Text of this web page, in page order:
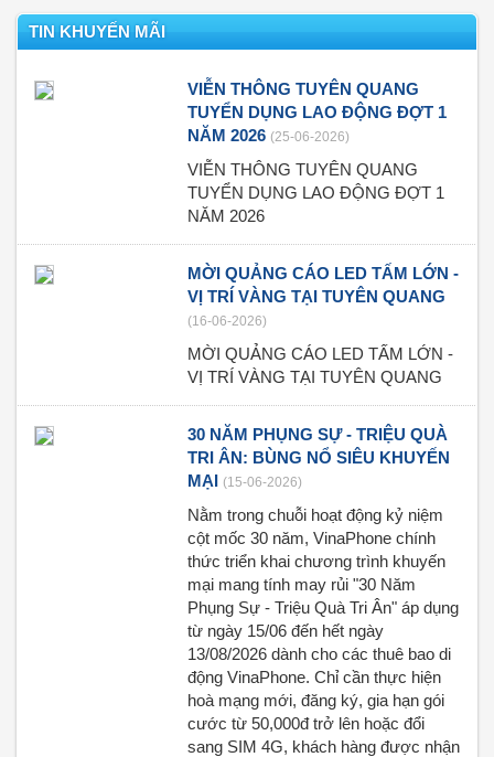
TIN KHUYẾN MÃI
VIỄN THÔNG TUYÊN QUANG
TUYỂN DỤNG LAO ĐỘNG ĐỢT 1
NĂM 2026 (25-06-2026)
VIỄN THÔNG TUYÊN QUANG
TUYỂN DỤNG LAO ĐỘNG ĐỢT 1
NĂM 2026
MỜI QUẢNG CÁO LED TẤM LỚN -
VỊ TRÍ VÀNG TẠI TUYÊN QUANG
(16-06-2026)
MỜI QUẢNG CÁO LED TẤM LỚN -
VỊ TRÍ VÀNG TẠI TUYÊN QUANG
30 NĂM PHỤNG SỰ - TRIỆU QUÀ
TRI ÂN: BÙNG NỔ SIÊU KHUYẾN
MẠI (15-06-2026)
Nằm trong chuỗi hoạt động kỷ niệm
cột mốc 30 năm, VinaPhone chính
thức triển khai chương trình khuyến
mại mang tính may rủi "30 Năm
Phụng Sự - Triệu Quà Tri Ân" áp dụng
từ ngày 15/06 đến hết ngày
13/08/2026 dành cho các thuê bao di
động VinaPhone. Chỉ cần thực hiện
hoà mạng mới, đăng ký, gia hạn gói
cước từ 50,000đ trở lên hoặc đổi
sang SIM 4G, khách hàng được nhận